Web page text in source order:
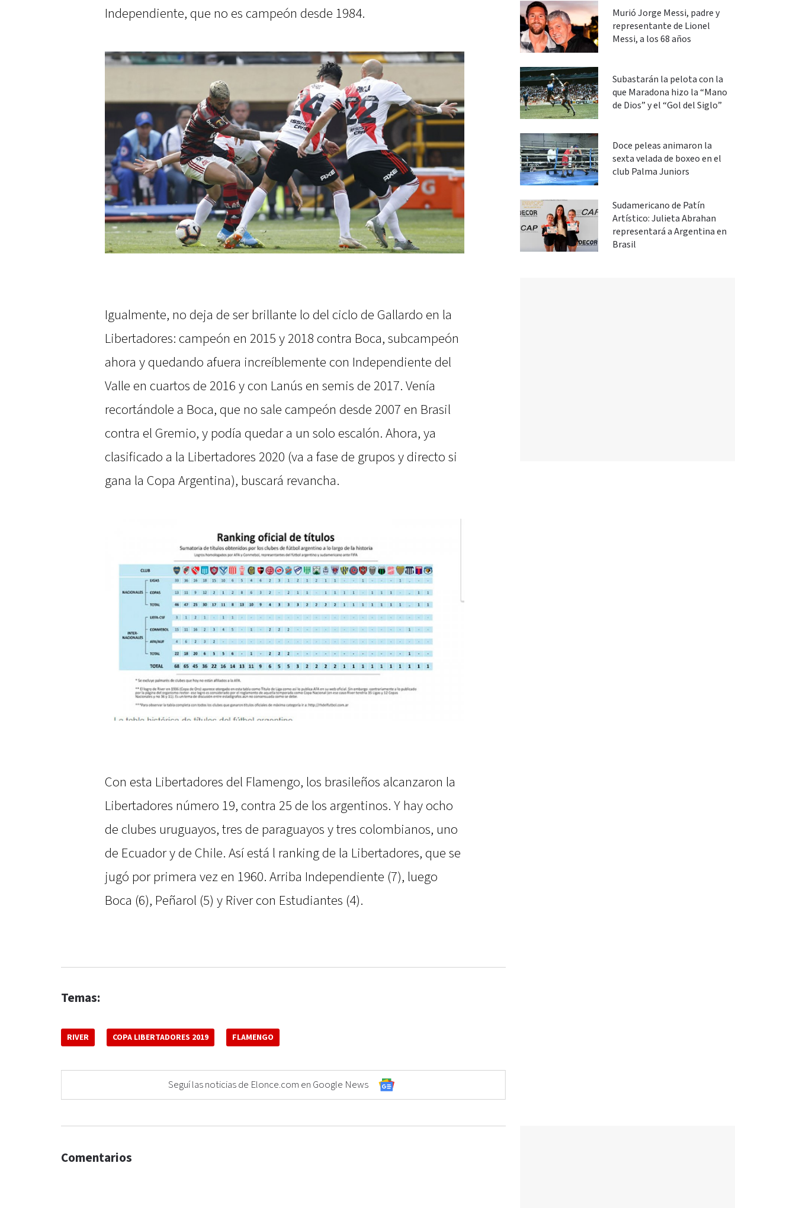
Independiente, que no es campeón desde 1984.
Igualmente, no deja de ser brillante lo del ciclo de Gallardo en la
Libertadores: campeón en 2015 y 2018 contra Boca, subcampeón
ahora y quedando afuera increíblemente con Independiente del
Valle en cuartos de 2016 y con Lanús en semis de 2017. Venía
recortándole a Boca, que no sale campeón desde 2007 en Brasil
contra el Gremio, y podía quedar a un solo escalón. Ahora, ya
clasificado a la Libertadores 2020 (va a fase de grupos y directo si
gana la Copa Argentina), buscará revancha.
Con esta Libertadores del Flamengo, los brasileños alcanzaron la
Libertadores número 19, contra 25 de los argentinos. Y hay ocho
de clubes uruguayos, tres de paraguayos y tres colombianos, uno
de Ecuador y de Chile. Así está l ranking de la Libertadores, que se
jugó por primera vez en 1960. Arriba Independiente (7), luego
Boca (6), Peñarol (5) y River con Estudiantes (4).
Temas:
RIVER COPA LIBERTADORES 2019 FLAMENGO
Seguí las noticias de Elonce.com en Google News
Murió Jorge Messi, padre y
representante de Lionel
Messi, a los 68 años
Subastarán la pelota con la
que Maradona hizo la “Mano
de Dios” y el “Gol del Siglo”
Doce peleas animaron la
sexta velada de boxeo en el
club Palma Juniors
Sudamericano de Patín
Artístico: Julieta Abrahan
representará a Argentina en
Brasil
Comentarios